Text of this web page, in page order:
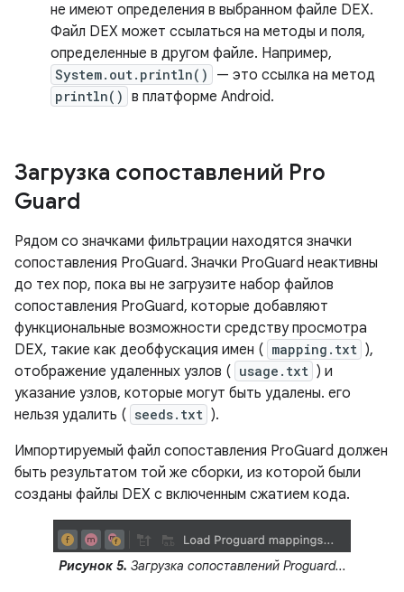
не имеют определения в выбранном файле DEX.
Файл DEX может ссылаться на методы и поля,
определенные в другом файле. Например,
System.out.println() — это ссылка на метод
println() в платформе Android.
Загрузка сопоставлений Pro
Guard
Рядом со значками фильтрации находятся значки
сопоставления ProGuard. Значки ProGuard неактивны
до тех пор, пока вы не загрузите набор файлов
сопоставления ProGuard, которые добавляют
функциональные возможности средству просмотра
DEX, такие как деобфускация имен ( mapping.txt ),
отображение удаленных узлов ( usage.txt ) и
указание узлов, которые могут быть удалены. его
нельзя удалить ( seeds.txt ).
Импортируемый файл сопоставления ProGuard должен
быть результатом той же сборки, из которой были
созданы файлы DEX с включенным сжатием кода.
Рисунок 5. Загрузка сопоставлений Proguard...